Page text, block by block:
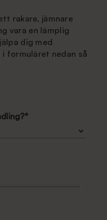
rakare, jämnare
vara en lämplig
dig med
formuläret nedan så
*